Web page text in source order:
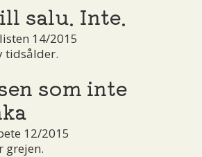
salu. Inte.
14/2015
tidsålder.
som inte
12/2015
grejen.